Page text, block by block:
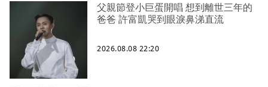
父親節登小巨蛋開唱 想到離世三年的
爸爸 許富凱哭到眼淚鼻涕直流
2026.08.08 22:20